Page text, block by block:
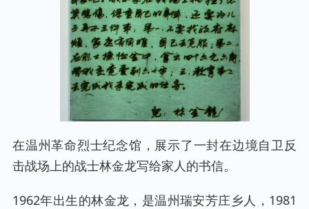
在温州革命烈士纪念馆，展示了一封在边境自卫反
击战场上的战士林金龙写给家人的书信。
1962年出生的林金龙，是温州瑞安芳庄乡人，1981